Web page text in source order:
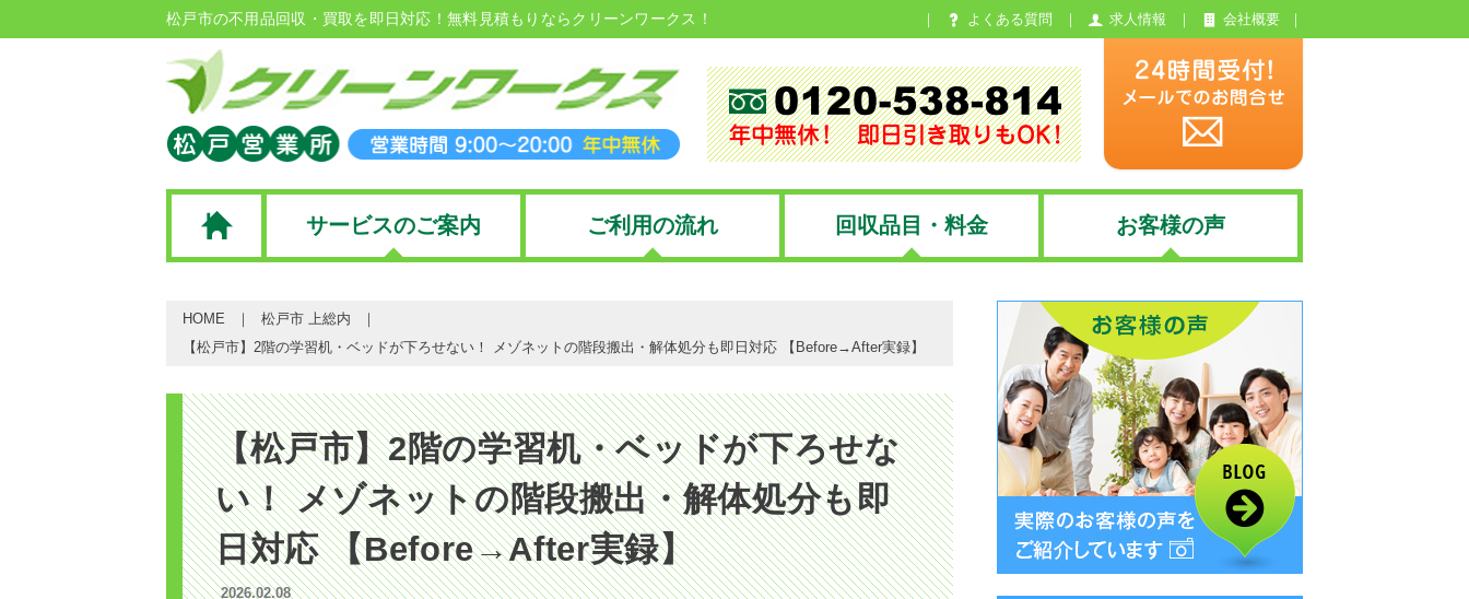
松戸市の不用品回収・買取を即日対応！無料見積もりならクリーンワークス！ よくある質問 求人情報 会社概要
サービスのご案内 ご利用の流れ 回収品目・料金 お客様の声
HOME
松戸市 上総内
【松戸市】2階の学習机・ベッドが下ろせない！ メゾネットの階段搬出・解体処分も即日対応 【Before→After実録】
【松戸市】2階の学習机・ベッドが下ろせな
い！ メゾネットの階段搬出・解体処分も即
日対応 【Before→After実録】
2026.02.08